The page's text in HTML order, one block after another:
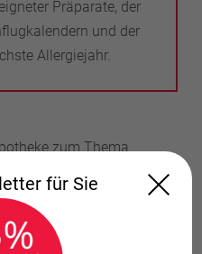
Präparate, der
und der
Allergiejahr.
zum Thema
für Sie